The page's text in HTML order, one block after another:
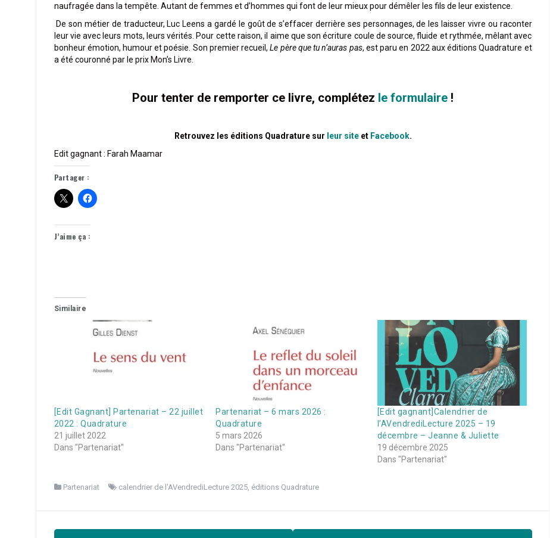
naufragée dans la tempête. Autant de femmes et d’hommes qui font de leur mieux pour démêler les fils de leur existence.
De son métier de traducteur, Luc Leens a gardé le goût de s’effacer derrière ses personnages, de les laisser vivre ou raconter
leur vie avec leurs mots, leurs vérités. Pour cette raison, il aime que son écriture coule de source, fluide et rythmée, mêlant avec
bonheur émotion, humour et poésie. Son premier recueil,Le père que tu n’auras pas, est paru en 2022 aux éditions Quadrature et
a été couronné par le prix Mon’s Livre.
Pour tenter de remporter ce livre, complétez le formulaire !
Retrouvez les éditions Quadrature sur leur siteet Facebook.
Edit gagnant : Farah Maamar
Partager :
J’aime ça :
Similaire
[Edit Gagnant] Partenariat – 22 juillet
2022 : Quadrature
21 juillet 2022
Dans "Partenariat"
Partenariat – 6 mars 2026 :
Quadrature
5 mars 2026
Dans "Partenariat"
[Edit gagnant]Calendrier de
l’AVendrediLecture 2025 – 19
décembre – Jeanne & Juliette
19 décembre 2025
Dans "Partenariat"
Partenariat calendrier de l'AVendrediLecture 2025, éditions Quadrature